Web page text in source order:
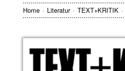
Home Literatur TEXT+KRITIK